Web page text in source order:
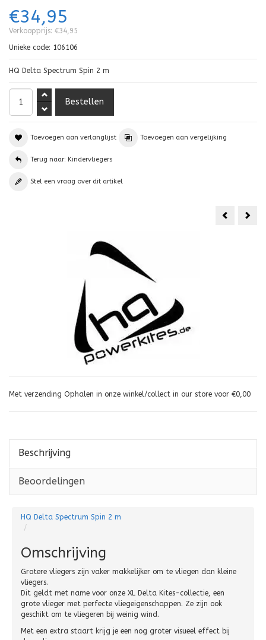
€34,95
Verkoopprijs: €34,95
Unieke code: 106106
HQ Delta Spectrum Spin 2 m
Toevoegen aan verlanglijst Toevoegen aan vergelijking
Terug naar: Kindervliegers
Stel een vraag over dit artikel
Met verzending Ophalen in onze winkel/collect in our store voor €0,00
Beschrijving
Beoordelingen
HQ Delta Spectrum Spin 2 m
Omschrijving
Grotere vliegers zijn vaker makkelijker om te vliegen dan kleine
vliegers.
Dit geldt met name voor onze XL Delta Kites-collectie, een
grote vlieger met perfecte vliegeigenschappen. Ze zijn ook
geschikt om te vliegeren bij weinig wind.
Met een extra staart krijg je een nog groter visueel effect bij